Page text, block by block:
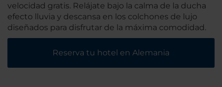
velocidad gratis. Relájate bajo la calma de la ducha
efecto lluvia y descansa en los colchones de lujo
diseñados para disfrutar de la máxima comodidad.
Reserva tu hotel en Alemania